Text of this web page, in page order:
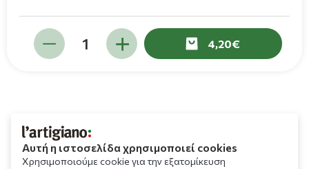
4,20
Αυτή η ιστοσελίδα χρησιμοποιεί cookies
Χρησιμοποιούμε cookie για την εξατομίκευση